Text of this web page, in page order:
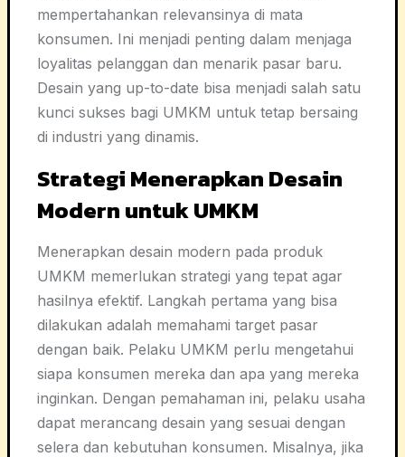
mempertahankan relevansinya di mata
konsumen. Ini menjadi penting dalam menjaga
loyalitas pelanggan dan menarik pasar baru.
Desain yang up-to-date bisa menjadi salah satu
kunci sukses bagi UMKM untuk tetap bersaing
di industri yang dinamis.
Strategi Menerapkan Desain
Modern untuk UMKM
Menerapkan desain modern pada produk
UMKM memerlukan strategi yang tepat agar
hasilnya efektif. Langkah pertama yang bisa
dilakukan adalah memahami target pasar
dengan baik. Pelaku UMKM perlu mengetahui
siapa konsumen mereka dan apa yang mereka
inginkan. Dengan pemahaman ini, pelaku usaha
dapat merancang desain yang sesuai dengan
selera dan kebutuhan konsumen. Misalnya, jika